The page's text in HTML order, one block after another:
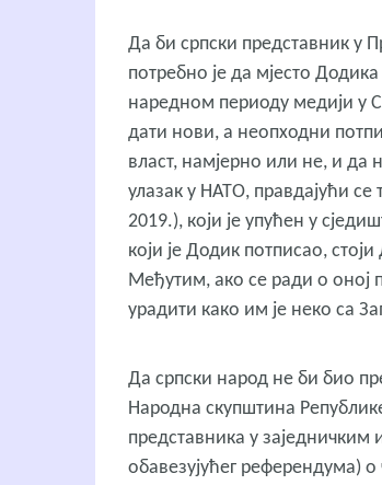
Да би српски представник у
потребно је да мјесто
наредном периоду медији у
дати нови, а неопходни
власт, намјерно или не, и да
улазак у НАТО, правдајући
2019.), који је упућен у
који је Додик потписао,
Међутим, ако се ради о оној
урадити како им је неко са
Да српски народ не би био
Народна скупштина
представника у заједничким
обавезујућег референдума)